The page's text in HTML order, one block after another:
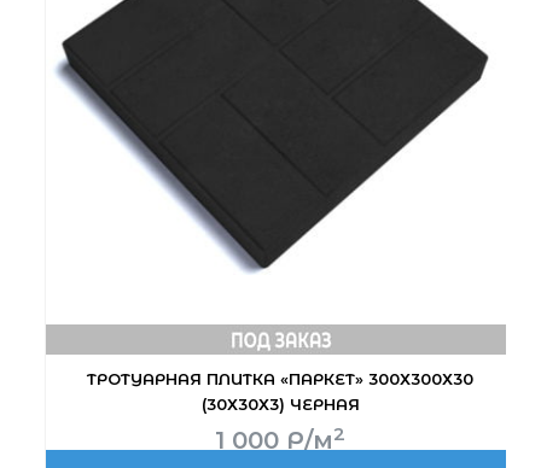
ТРОТУАРНАЯ ПЛИТКА «ПАРКЕТ» 300Х300Х30
(30Х30Х3) ЧЕРНАЯ
1 000 Р/м2